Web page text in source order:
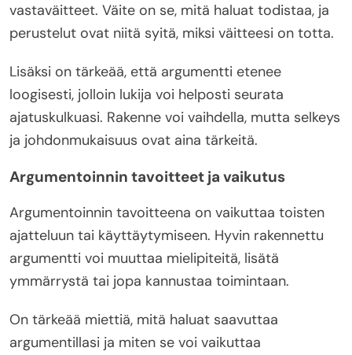
vastaväitteet. Väite on se, mitä haluat todistaa, ja
perustelut ovat niitä syitä, miksi väitteesi on totta.
Lisäksi on tärkeää, että argumentti etenee
loogisesti, jolloin lukija voi helposti seurata
ajatuskulkuasi. Rakenne voi vaihdella, mutta selkeys
ja johdonmukaisuus ovat aina tärkeitä.
Argumentoinnin tavoitteet ja vaikutus
Argumentoinnin tavoitteena on vaikuttaa toisten
ajatteluun tai käyttäytymiseen. Hyvin rakennettu
argumentti voi muuttaa mielipiteitä, lisätä
ymmärrystä tai jopa kannustaa toimintaan.
On tärkeää miettiä, mitä haluat saavuttaa
argumentillasi ja miten se voi vaikuttaa